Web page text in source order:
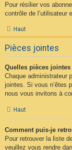
Pour résilier vos
contrôle de l’utilisateur
Haut
Pièces jointes
Quelles pièces
Chaque administrateur
jointes. Si vous n’êtes
nous vous invitons à
Haut
Comment puis-je
Pour retrouver la liste
veuillez vous rendre